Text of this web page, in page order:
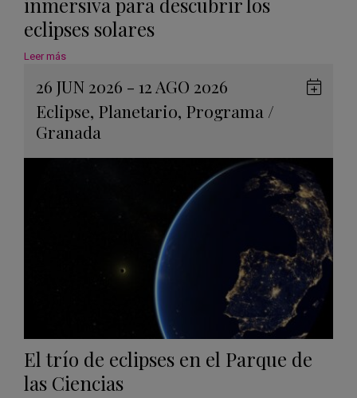
eclipses solares
Leer más
26 JUN 2026 - 12 AGO 2026
Eclipse, Planetario, Programa /
Granada
El trío de eclipses en el Parque de
las Ciencias